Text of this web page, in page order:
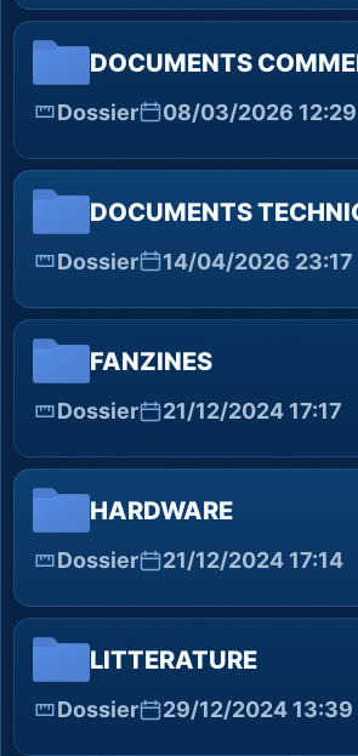
DOCUMENTS
Dossier 08/03/2026 12:29
DOCUMENTS
Dossier 14/04/2026 23:17
FANZINES
Dossier 21/12/2024 17:17
HARDWARE
Dossier 21/12/2024 17:14
LITTERATURE
Dossier 29/12/2024 13:39